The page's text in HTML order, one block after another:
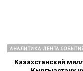
АНАЛИТИКА ЛЕНТА
Казахстанский